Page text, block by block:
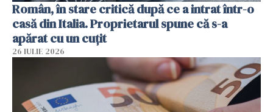
Român, în stare critică după ce a intrat într-o
casă din Italia. Proprietarul spune că s-a
apărat cu un cuțit
26 IULIE 2026